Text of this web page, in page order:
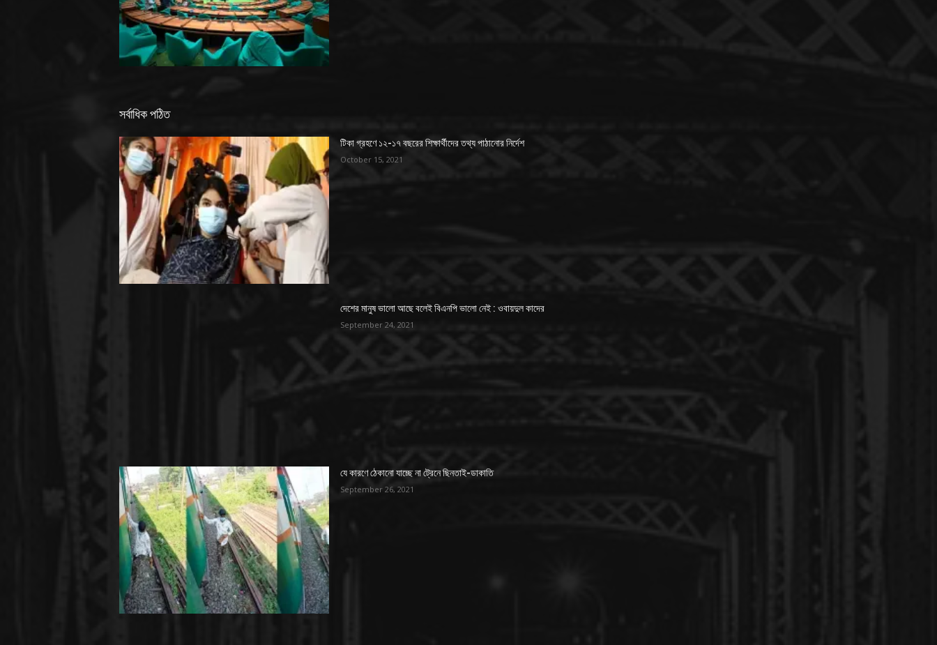
সর্বাধিক পঠিত
টিকা গ্রহণে ১২-১৭ বছরের শিক্ষার্থীদের তথ্য পাঠানোর নির্দেশ
October 15, 2021
দেশের মানুষ ভালো আছে বলেই বিএনপি ভালো নেই : ওবায়দুল কাদের
September 24, 2021
যে কারণে ঠেকানো যাচ্ছে না ট্রেনে ছিনতাই-ডাকাতি
September 26, 2021